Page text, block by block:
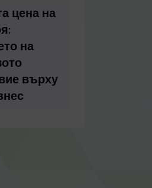
цена на
на
върху